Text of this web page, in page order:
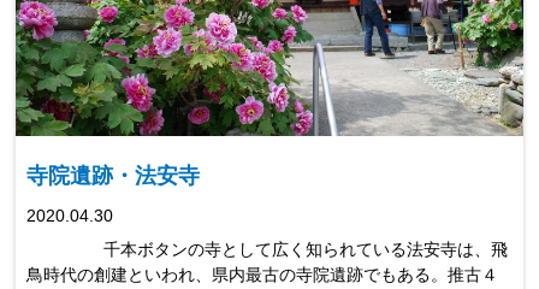
寺院遺跡・法安寺
2020.04.30
千本ボタンの寺として広く知られている法安寺は、飛
鳥時代の創建といわれ、県内最古の寺院遺跡でもある。推古４